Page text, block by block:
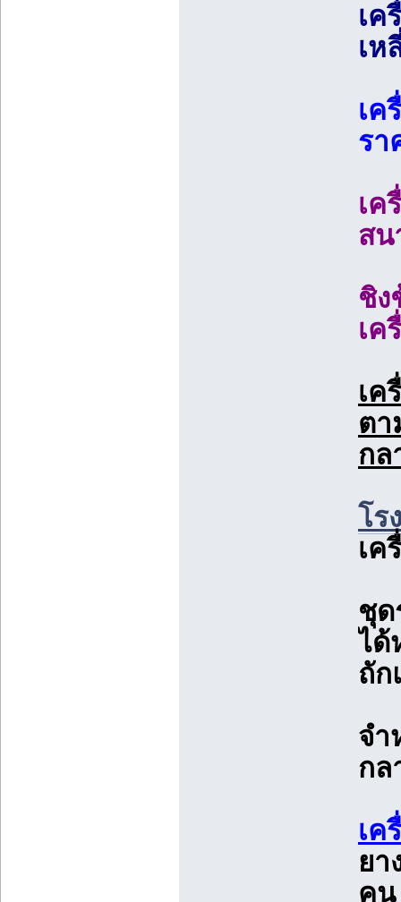
เค
เห
เค
รา
เค
สน
ชิง
เค
เค
ตา
กล
โร
เค
ชุด
ได้
ถัก
จำ
กล
เค
ยา
คน